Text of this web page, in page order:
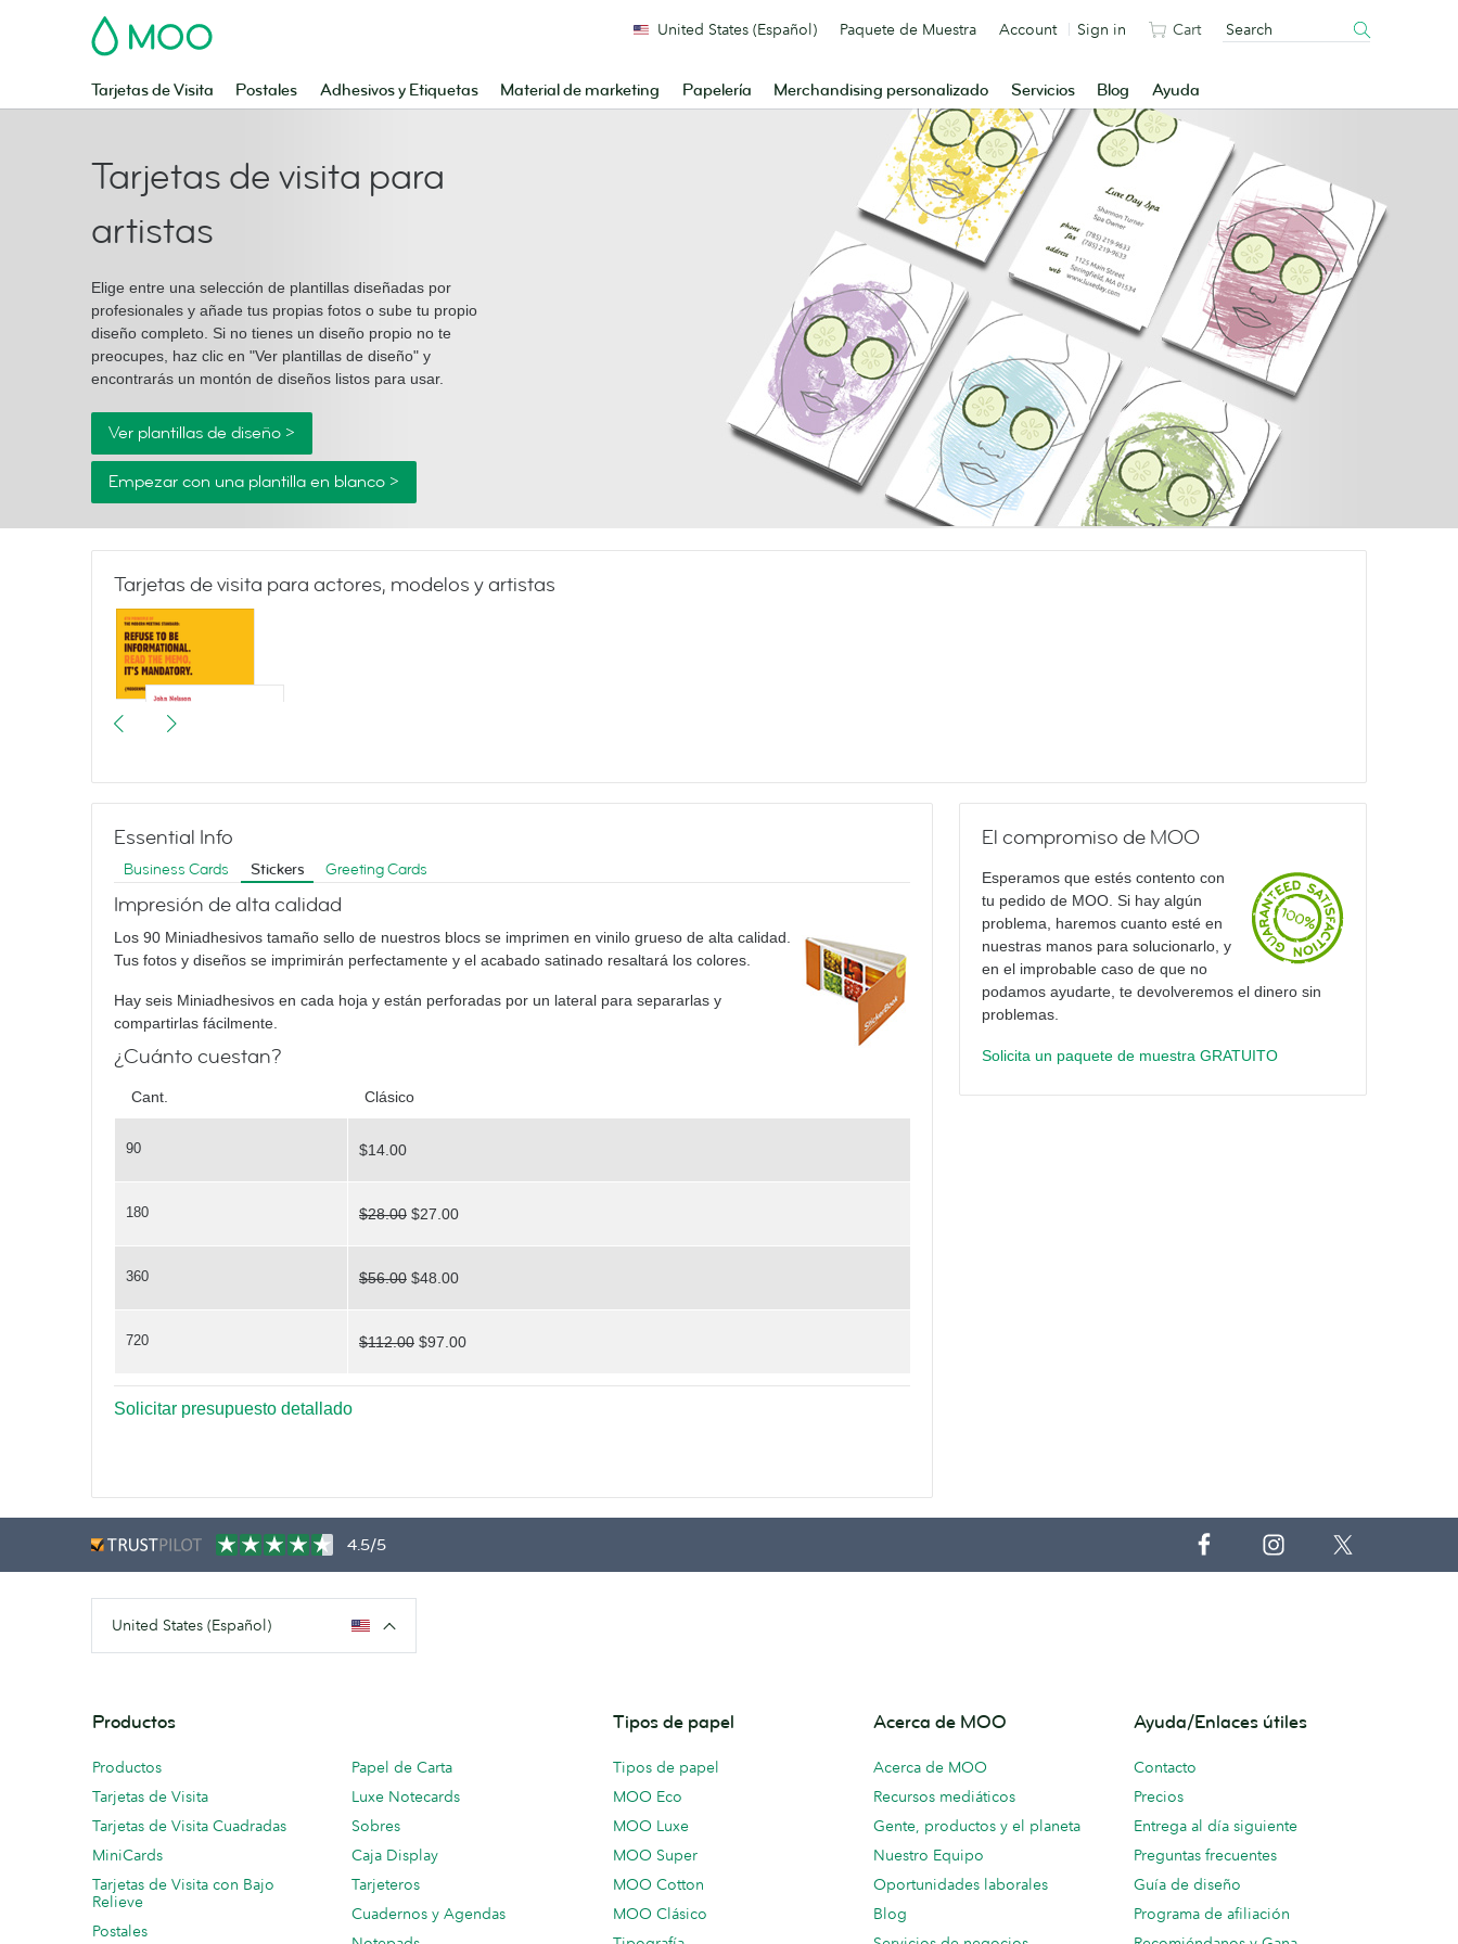
MOO
Tarjetas de Visita Postales Adhesivos y Etiquetas Material de marketing Papelería Merchandising personalizado Servicios Blog Ayuda
United States (Español) Paquete de Muestra Account Sign in Cart
Tarjetas de visita para
artistas
Elige entre una selección de plantillas diseñadas por
profesionales y añade tus propias fotos o sube tu propio
diseño completo. Si no tienes un diseño propio no te
preocupes, haz clic en "Ver plantillas de diseño" y
encontrarás un montón de diseños listos para usar.
Ver plantillas de diseño >
Empezar con una plantilla en blanco >
Tarjetas de visita para actores, modelos y artistas
Meetings & More
Painted Faces
Essential Info
Business Cards Stickers Greeting Cards
Impresión de alta calidad
Los 90 Miniadhesivos tamaño sello de nuestros blocs se imprimen en vinilo grueso de alta calidad.
Tus fotos y diseños se imprimirán perfectamente y el acabado satinado resaltará los colores.
Hay seis Miniadhesivos en cada hoja y están perforadas por un lateral para separarlas y
compartirlas fácilmente.
¿Cuánto cuestan?
Cant. Clásico
90 $14.00
180 $28.00 $27.00
360 $56.00 $48.00
720 $112.00 $97.00
Solicitar presupuesto detallado
El compromiso de MOO
Esperamos que estés contento con
tu pedido de MOO. Si hay algún
problema, haremos cuanto esté en
nuestras manos para solucionarlo, y
en el improbable caso de que no
podamos ayudarte, te devolveremos el dinero sin
problemas.
Solicita un paquete de muestra GRATUITO
4.5/5
United States (Español)
Productos
Productos
Tarjetas de Visita
Tarjetas de Visita Cuadradas
MiniCards
Tarjetas de Visita con Bajo
Relieve
Postales
Papel de Carta
Luxe Notecards
Sobres
Caja Display
Tarjeteros
Cuadernos y Agendas
Tipos de papel
Tipos de papel
MOO Eco
MOO Luxe
MOO Super
MOO Cotton
MOO Clásico
Acerca de MOO
Acerca de MOO
Recursos mediáticos
Gente, productos y el planeta
Nuestro Equipo
Oportunidades laborales
Blog
Ayuda/Enlaces útiles
Contacto
Precios
Entrega al día siguiente
Preguntas frecuentes
Guía de diseño
Programa de afiliación